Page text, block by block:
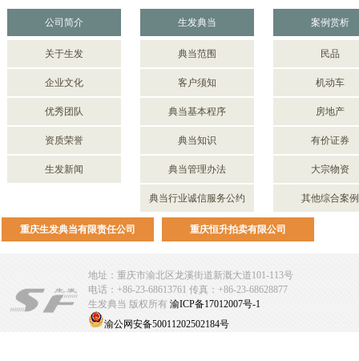
公司简介
关于生发
企业文化
优秀团队
资质荣誉
生发新闻
生发典当
典当范围
客户须知
典当基本程序
典当知识
典当管理办法
典当行业诚信服务公约
案例赏析
民品
机动车
房地产
有价证券
大宗物资
其他综合案例
重庆生发典当有限责任公司 重庆恒升拍卖有限公司
地址：重庆市渝北区龙溪街道新溉大道101-113号
电话：+86-23-68613761 传真：+86-23-68628877
生发典当 版权所有 渝ICP备17012007号-1
渝公网安备50011202502184号